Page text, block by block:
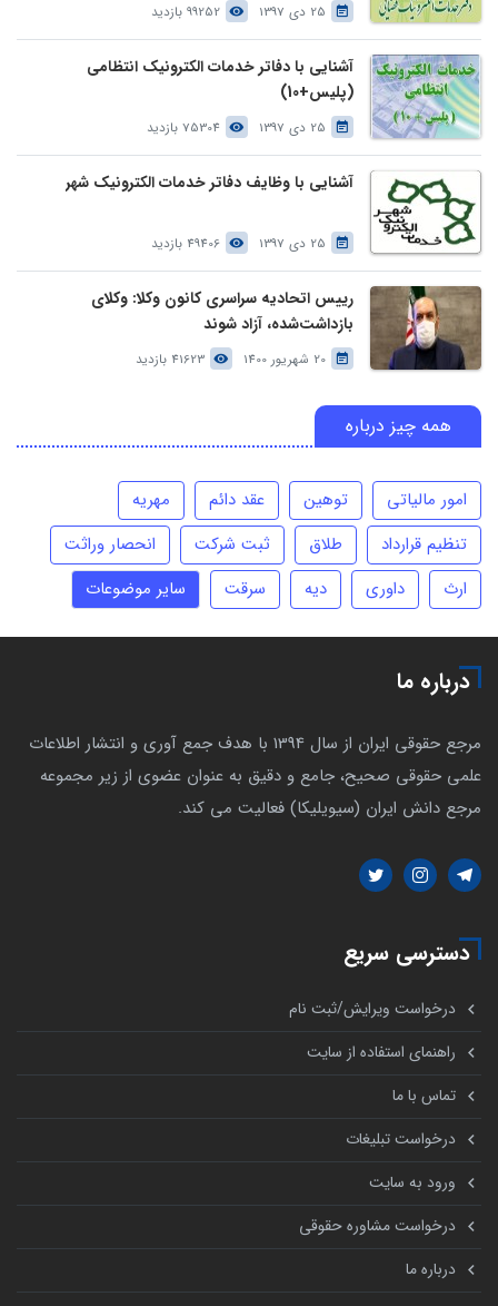
25 دی 1397 99252 بازدید
آشنایی با دفاتر خدمات الکترونیک انتظامی
(پلیس+10)
25 دی 1397 75304 بازدید
آشنایی با وظایف دفاتر خدمات الکترونیک شهر
25 دی 1397 49406 بازدید
رییس اتحادیه سراسری کانون وکلا: وکلای
بازداشت‌شده، آزاد شوند
20 شهریور 1400 41623 بازدید
همه چیز درباره
امور مالیاتی توهین عقد دائم
مهریه
تنظیم قرارداد
طلاق ثبت شرکت
انحصار وراثت
ارث
داوری دیه سرقت سایر موضوعات
درباره ما
مرجع حقوقی ایران از سال 1394 با هدف جمع آوری و انتشار اطلاعات
علمی حقوقی صحیح، جامع و دقیق به عنوان عضوی از زیر مجموعه
مرجع دانش ایران (سیویلیکا) فعالیت می کند.
دسترسی سریع
درخواست ویرایش/ثبت نام
راهنمای استفاده از سایت
تماس با ما
درخواست تبلیغات
ورود به سایت
درخواست مشاوره حقوقی
درباره ما